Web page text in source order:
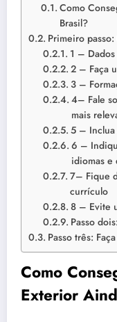
Como
Brasil?
Primeiro
1 –
2 – Faça
3 –
4– Fale
mais
5 – Inclua
6 –
idiomas e
7– Fique
currículo
8 – Evite
Passo
Passo três:
Como
Exterior